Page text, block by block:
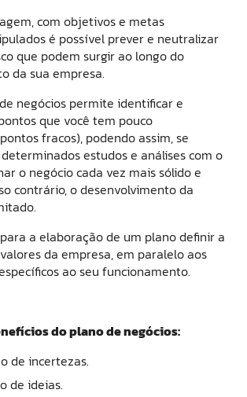
com objetivos e metas
é possível prever e neutralizar
que podem surgir ao longo do
da sua empresa.
negócios permite identificar e
que você tem pouco
fracos), podendo assim, se
estudos e análises com o
o negócio cada vez mais sólido e
contrário, o desenvolvimento da
a elaboração de um plano definir a
da empresa, em paralelo aos
ao seu funcionamento.
do plano de negócios:
de incertezas.
de ideias.